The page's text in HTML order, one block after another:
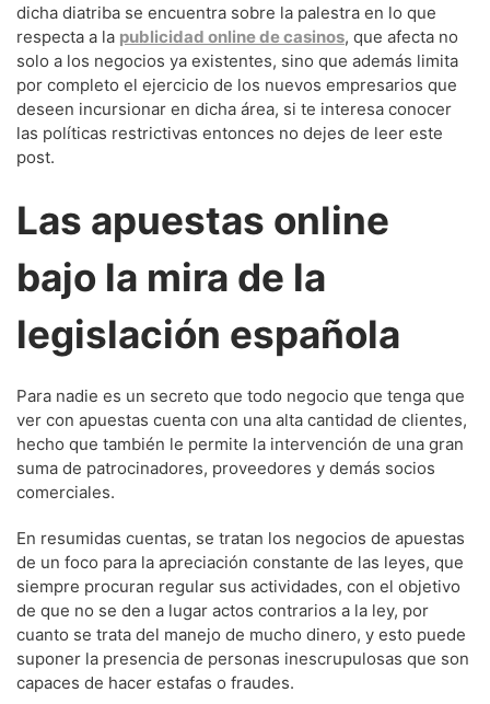
dicha diatriba se encuentra sobre la palestra en lo que
respecta a la publicidad online de casinos, que afecta no
solo a los negocios ya existentes, sino que además limita
por completo el ejercicio de los nuevos empresarios que
deseen incursionar en dicha área, si te interesa conocer
las políticas restrictivas entonces no dejes de leer este
post.
Las apuestas online
bajo la mira de la
legislación española
Para nadie es un secreto que todo negocio que tenga que
ver con apuestas cuenta con una alta cantidad de clientes,
hecho que también le permite la intervención de una gran
suma de patrocinadores, proveedores y demás socios
comerciales.
En resumidas cuentas, se tratan los negocios de apuestas
de un foco para la apreciación constante de las leyes, que
siempre procuran regular sus actividades, con el objetivo
de que no se den a lugar actos contrarios a la ley, por
cuanto se trata del manejo de mucho dinero, y esto puede
suponer la presencia de personas inescrupulosas que son
capaces de hacer estafas o fraudes.